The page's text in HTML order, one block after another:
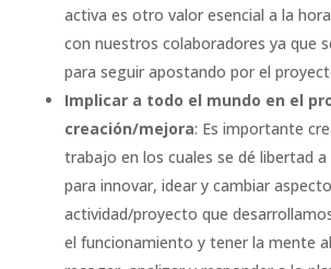
activa es otro valor esencial a la
con nuestros colaboradores ya que
para seguir apostando por el
Implicar a todo el mundo en el
creación/mejora: Es importante
trabajo en los cuales se dé libertad a
para innovar, idear y cambiar
actividad/proyecto que
el funcionamiento y tener la mente